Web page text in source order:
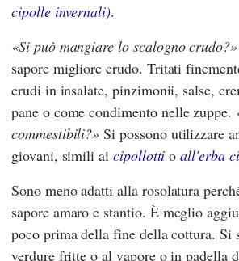
cipolle invernali).
Si può mangiare lo scalogno crudo?
sapore migliore crudo. Tritati
crudi in insalate, pinzimonii, salse,
pane o come condimento nelle zuppe.
commestibili? Si possono utilizzare
giovani, simili ai cipollotti oall'erba
Sono meno adatti alla rosolatura
sapore amaro e stantio. È meglio
poco prima della fine della cottura. Si
verdure fritte o al vapore o in padella